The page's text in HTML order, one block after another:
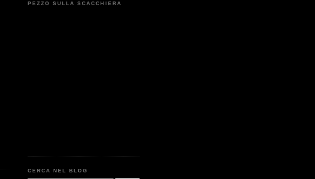
PEZZO SULLA SCACCHIERA
CERCA NEL BLOG